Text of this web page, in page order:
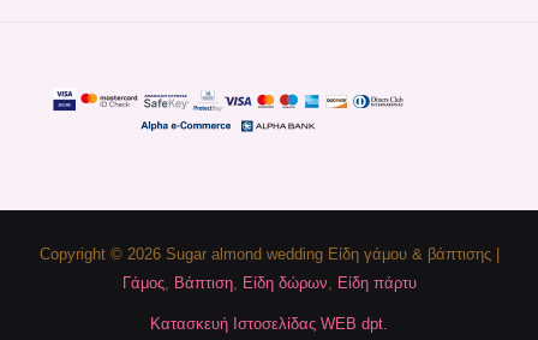
Copyright © 2026 Sugar almond wedding Είδη γάμου & βάπτισης |
Γάμος, Βάπτιση, Είδη δώρων Είδη πάρτυ
Κατασκευή Ιστοσελίδας WEB dpt.